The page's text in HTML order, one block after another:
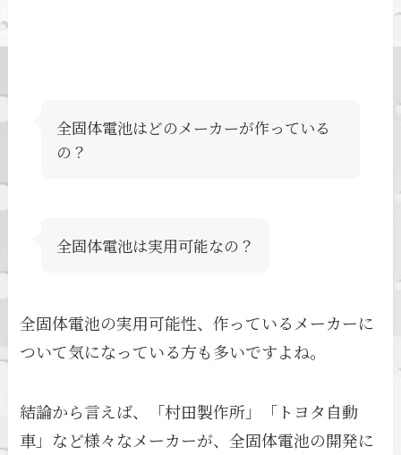
全固体電池はどのメーカーが作っている
の？
全固体電池は実用可能なの？
全固体電池の実用可能性、作っているメーカーに
ついて気になっている方も多いですよね。
結論から言えば、「村田製作所」「トヨタ自動
車」など様々なメーカーが、全固体電池の開発に